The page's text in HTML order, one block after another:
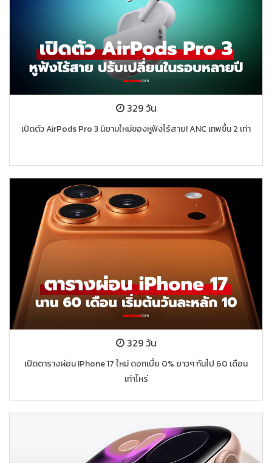
329 วัน
เปิดตัว AirPods Pro 3 นิยามใหม่ของหูฟังไร้สาย! ANC เทพขึ้น 2 เท่า
329 วัน
เปิดตารางผ่อน IPhone 17 ใหม่ ดอกเบี้ย 0% ยาวๆ กันไป 60 เดือน
เท่าไหร่